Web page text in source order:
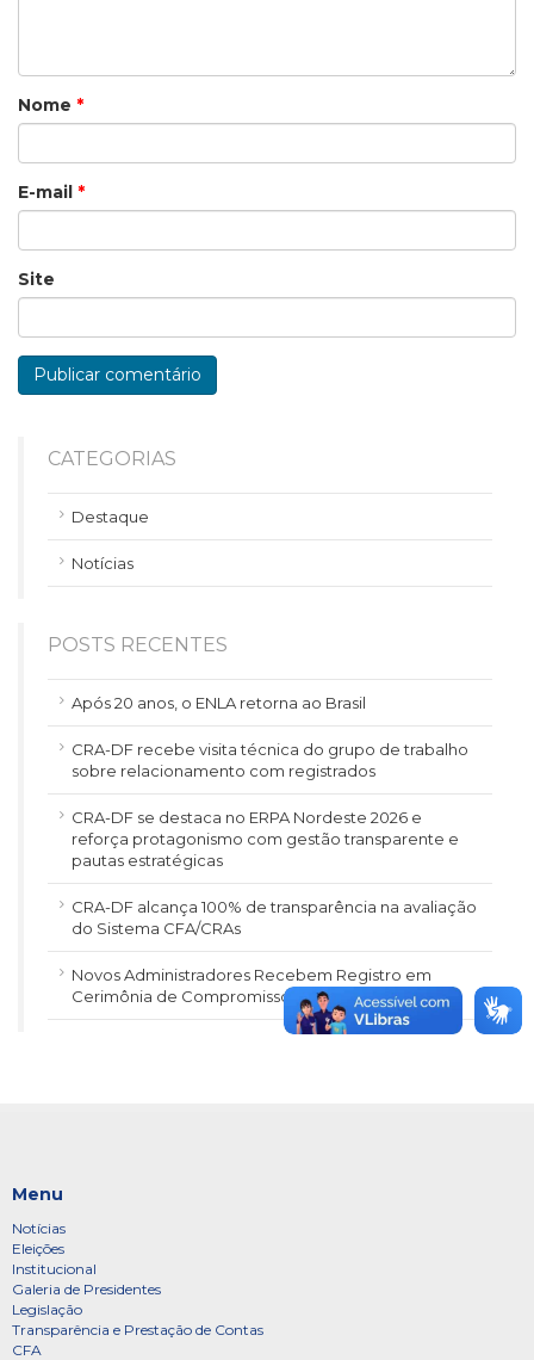
Nome *
E-mail *
Site
CATEGORIAS
Destaque
Notícias
POSTS RECENTES
Após 20 anos, o ENLA retorna ao Brasil
CRA-DF recebe visita técnica do grupo de trabalho
sobre relacionamento com registrados
CRA-DF se destaca no ERPA Nordeste 2026 e
reforça protagonismo com gestão transparente e
pautas estratégicas
CRA-DF alcança 100% de transparência na avaliação
do Sistema CFA/CRAs
Novos Administradores Recebem Registro em
Cerimônia de Compromisso e Emoção
Menu
Notícias
Eleições
Institucional
Galeria de Presidentes
Legislação
Transparência e Prestação de Contas
CFA